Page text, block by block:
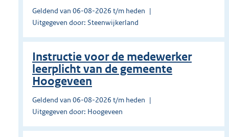
Geldend van 06-08-2026 t/m heden
Uitgegeven door: Steenwijkerland
Instructie voor de medewerker
leerplicht van de gemeente
Hoogeveen
Geldend van 06-08-2026 t/m heden
Uitgegeven door: Hoogeveen